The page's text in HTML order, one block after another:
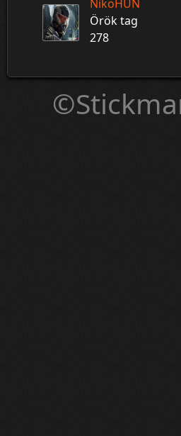
NikoHUN
Örök tag
278